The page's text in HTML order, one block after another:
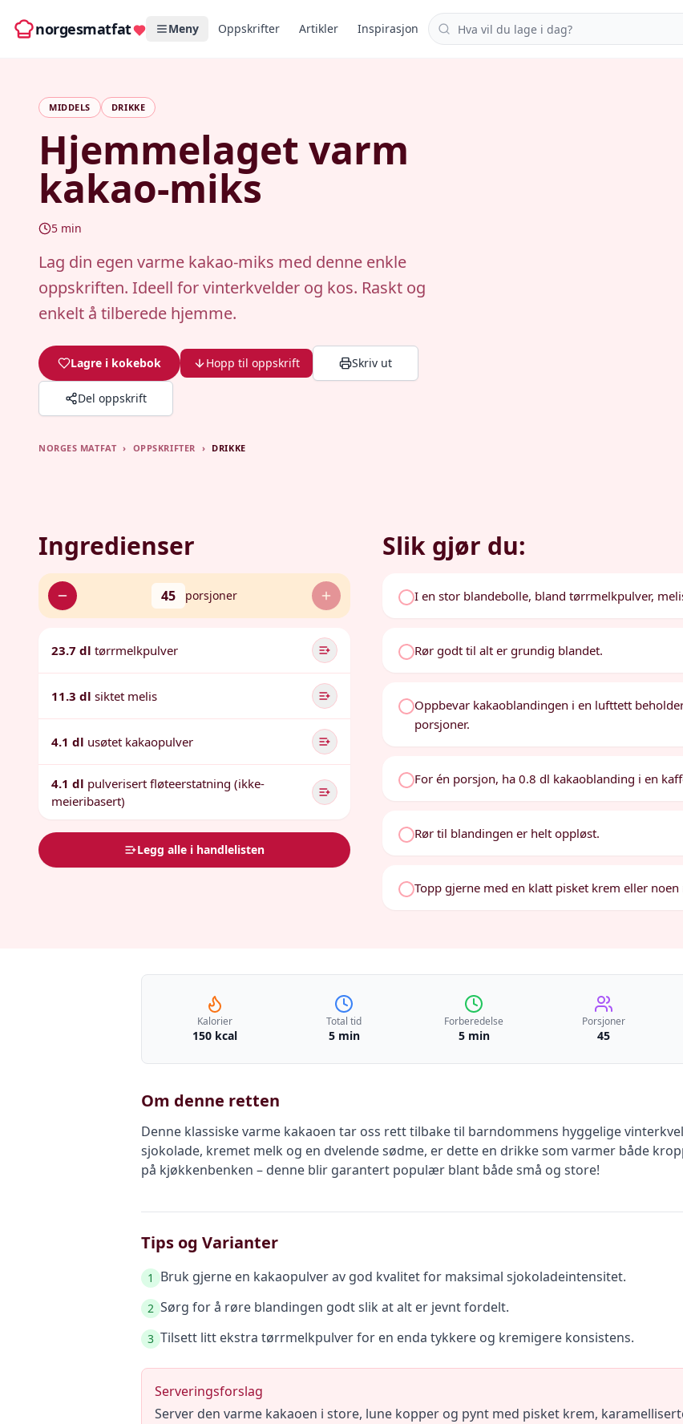
norgesmatfat Meny Oppskrifter Artikler Inspirasjon Søk i oppskrifter
MIDDELS DRIKKE
Hjemmelaget varm
kakao-miks
5 min
Lag din egen varme kakao-miks med denne enkle
oppskriften. Ideell for vinterkvelder og kos. Raskt og
enkelt å tilberede hjemme.
Lagre i kokebok Hopp til oppskrift Skriv ut
Del oppskrift
NORGES MATFAT › OPPSKRIFTER › DRIKKE
Ingredienser
45 porsjoner
23.7 dl tørrmelkpulver
11.3 dl siktet melis
4.1 dl usøtet kakaopulver
4.1 dl pulverisert fløteerstatning (ikke-
meieribasert)
Legg alle i handlelisten
Slik gjør du:
I en stor blandebolle, bland tørrmelkpulver,
Rør godt til alt er grundig blandet.
Oppbevar kakaoblandingen i en lufttett
porsjoner.
For én porsjon, ha 0.8 dl kakaoblanding i en
Rør til blandingen er helt oppløst.
Topp gjerne med en klatt pisket krem eller
Kalorier
150 kcal
Total tid
5 min
Forberedelse
5 min
Porsjoner
45
Om denne retten
Denne klassiske varme kakaoen tar oss rett tilbake til barndommens hyggelige
sjokolade, kremet melk og en dvelende sødme, er dette en drikke som varmer både
på kjøkkenbenken – denne blir garantert populær blant både små og store!
Tips og Varianter
1 Bruk gjerne en kakaopulver av god kvalitet for maksimal sjokoladeintensitet.
2 Sørg for å røre blandingen godt slik at alt er jevnt fordelt.
3 Tilsett litt ekstra tørrmelkpulver for en enda tykkere og kremigere konsistens.
Serveringsforslag
Server den varme kakaoen i store, lune kopper og pynt med pisket krem,